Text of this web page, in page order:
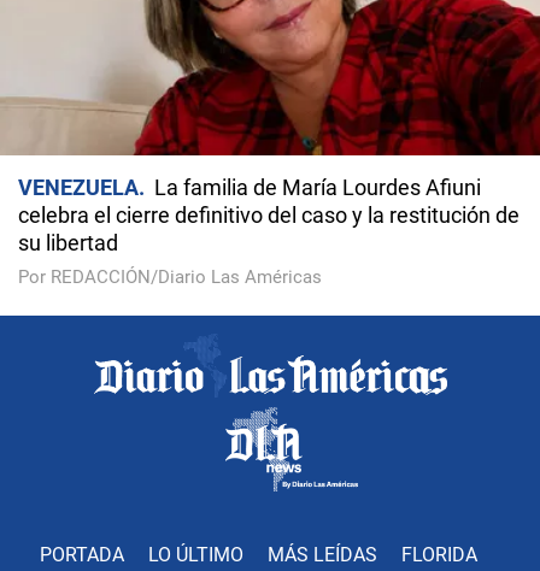
VENEZUELA
La familia de María Lourdes Afiuni
celebra el cierre definitivo del caso y la restitución de
su libertad
Por REDACCIÓN/Diario Las Américas
PORTADA LO ÚLTIMO MÁS LEÍDAS FLORIDA